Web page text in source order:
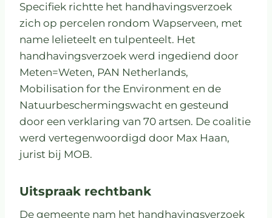
Specifiek richtte het handhavingsverzoek
zich op percelen rondom Wapserveen, met
name lelieteelt en tulpenteelt. Het
handhavingsverzoek werd ingediend door
Meten=Weten, PAN Netherlands,
Mobilisation for the Environment en de
Natuurbeschermingswacht en gesteund
door een verklaring van 70 artsen. De coalitie
werd vertegenwoordigd door Max Haan,
jurist bij MOB.
Uitspraak rechtbank
De gemeente nam het handhavingsverzoek